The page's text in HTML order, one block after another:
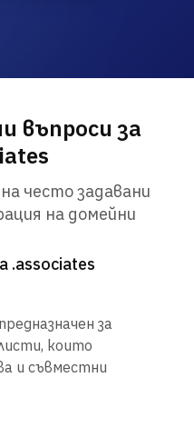
въпроси за
често задавани
на домейни
.associates
за
които
и съвместни